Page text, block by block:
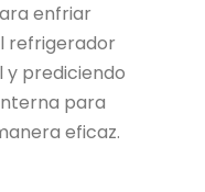
enfriar
refrigerador
prediciendo
para
eficaz.